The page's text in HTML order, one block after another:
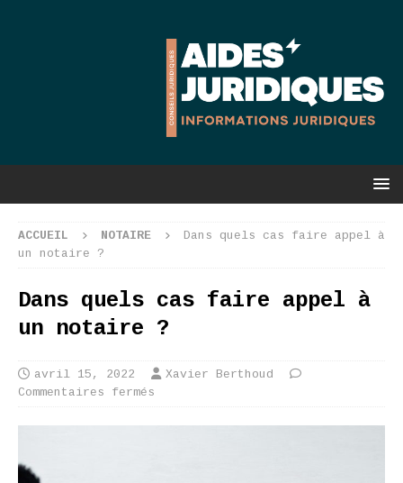
ACCUEIL NOTAIRE
Dans quels cas faire appel à
un notaire ?
Dans quels cas faire appel à
un notaire ?
avril 15, 2022
Xavier Berthoud
Commentaires fermés